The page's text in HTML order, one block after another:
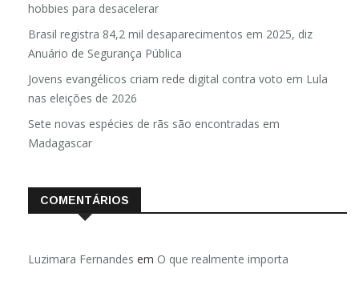
hobbies para desacelerar
Brasil registra 84,2 mil desaparecimentos em 2025, diz
Anuário de Segurança Pública
Jovens evangélicos criam rede digital contra voto em Lula
nas eleições de 2026
Sete novas espécies de rãs são encontradas em
Madagascar
COMENTÁRIOS
Luzimara Fernandes em O que realmente importa